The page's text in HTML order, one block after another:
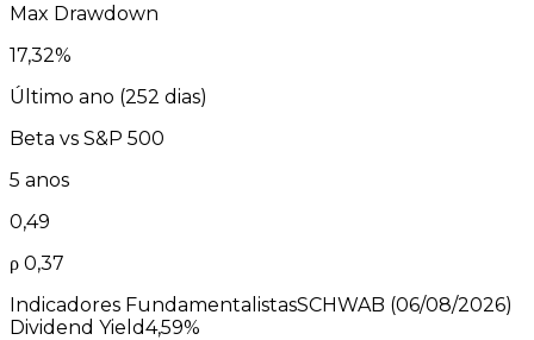
Max Drawdown
17,32%
Último ano (252 dias)
Beta vs S&P 500
5 anos
0,49
ρ 0,37
Indicadores FundamentalistasSCHWAB (06/08/2026)
Dividend Yield4,59%